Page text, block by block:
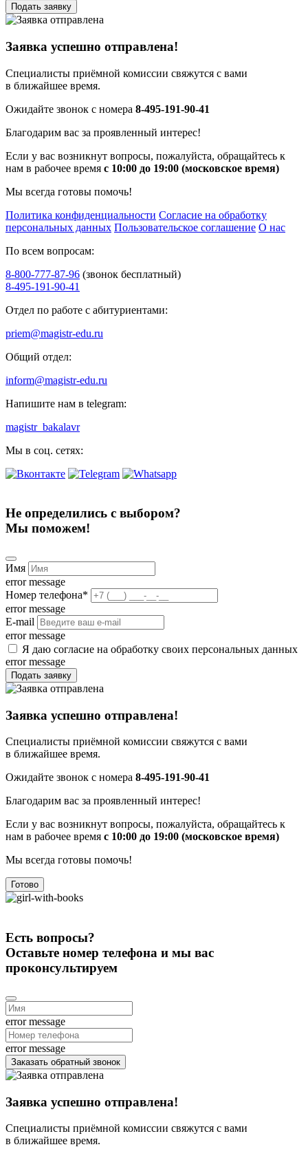
Подать заявку
Заявка успешно отправлена!
Специалисты приёмной комиссии свяжутся с вами
в ближайшее время.
Ожидайте звонок с номера 8-495-191-90-41
Благодарим вас за проявленный интерес!
Если у вас возникнут вопросы, пожалуйста, обращайтесь к
нам в рабочее время с 10:00 до 19:00 (московское время)
Мы всегда готовы помочь!
Политика конфиденциальности Согласие на обработку
персональных данных Пользовательское соглашение О нас
По всем вопросам:
8-800-777-87-96 (звонок бесплатный)
8-495-191-90-41
Отдел по работе с абитуриентами:
priem@magistr-edu.ru
Общий отдел:
inform@magistr-edu.ru
Напишите нам в telegram:
magistr_bakalavr
Мы в соц. сетях:
Не определились с выбором?
Мы поможем!
Имя
error message
Номер телефона*
error message
E-mail
error message
Я даю согласие на обработку своих персональных данных
error message
Подать заявку
Заявка успешно отправлена!
Специалисты приёмной комиссии свяжутся с вами
в ближайшее время.
Ожидайте звонок с номера 8-495-191-90-41
Благодарим вас за проявленный интерес!
Если у вас возникнут вопросы, пожалуйста, обращайтесь к
нам в рабочее время с 10:00 до 19:00 (московское время)
Мы всегда готовы помочь!
Готово
Есть вопросы?
Оставьте номер телефона и мы вас
проконсультируем
error message
error message
Заказать обратный звонок
Заявка успешно отправлена!
Специалисты приёмной комиссии свяжутся с вами
в ближайшее время.